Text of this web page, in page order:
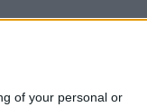
of your personal or